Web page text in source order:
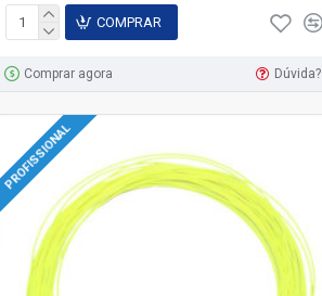
COMPRAR
Comprar agora Dúvida?
PROFISSIONAL